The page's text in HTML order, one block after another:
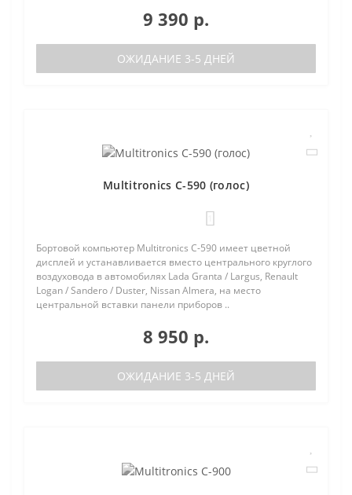
9 390 р.
ОЖИДАНИЕ 3-5 ДНЕЙ
Multitronics C-590 (голос)
Бортовой компьютер Multitronics C-590 имеет цветной
дисплей и устанавливается вместо центрального круглого
воздуховода в автомобилях Lada Granta / Largus, Renault
Logan / Sandero / Duster, Nissan Almera, на место
центральной вставки панели приборов ..
8 950 р.
ОЖИДАНИЕ 3-5 ДНЕЙ